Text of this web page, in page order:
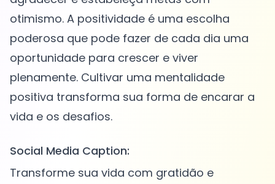
otimismo. A positividade é uma escolha
poderosa que pode fazer de cada dia uma
oportunidade para crescer e viver
plenamente. Cultivar uma mentalidade
positiva transforma sua forma de encarar a
Social Media Caption:
Transforme sua vida com gratidão e